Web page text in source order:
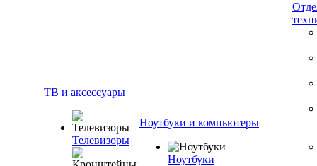
ТВ и аксессуары
Телевизоры
Ноутбуки и компьютеры
Ноутбуки